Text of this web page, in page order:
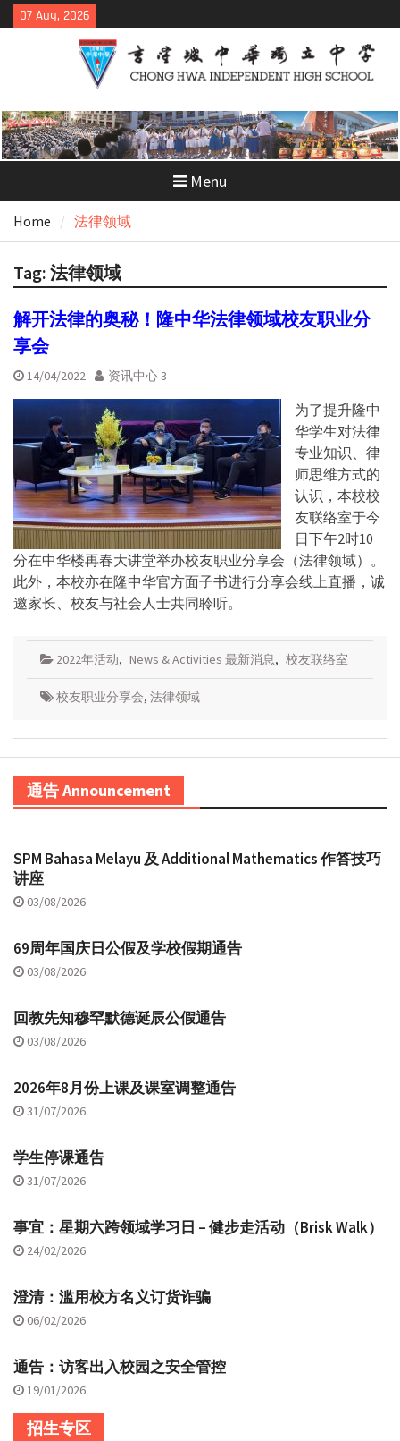
Skip
to
07 Aug, 2026
Menu
Home 法律领域
Tag: 法律领域
解开法律的奥秘！隆中华法律领域校友职业分
享会
14/04/2022 资讯中心 3
为了提升隆中
华学生对法律
专业知识、律
师思维方式的
认识，本校校
友联络室于今
日下午2时10
分在中华楼再春大讲堂举办校友职业分享会（法律领域）。
此外，本校亦在隆中华官方面子书进行分享会线上直播，诚
邀家长、校友与社会人士共同聆听。
2022年活动, News & Activities 最新消息, 校友联络室
校友职业分享会, 法律领域
通告 Announcement
SPM Bahasa Melayu 及 Additional Mathematics 作答技巧
讲座
03/08/2026
69周年国庆日公假及学校假期通告
03/08/2026
回教先知穆罕默德诞辰公假通告
03/08/2026
2026年8月份上课及课室调整通告
31/07/2026
学生停课通告
31/07/2026
事宜：星期六跨领域学习日 – 健步走活动（Brisk Walk）
24/02/2026
澄清：滥用校方名义订货诈骗
06/02/2026
通告：访客出入校园之安全管控
19/01/2026
招生专区